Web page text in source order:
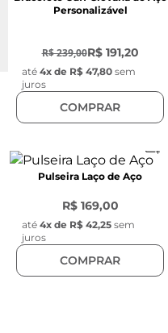
Personalizável
R$ 239,00R$ 191,20
até 4x de R$ 47,80 sem
juros
COMPRAR
Pulseira Laço de Aço
R$ 169,00
até 4x de R$ 42,25 sem
juros
COMPRAR